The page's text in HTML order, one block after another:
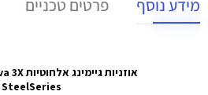
מידע נוסף פרטים טכניים
אוזניות גיימינג אלחוטיות Arctis Nova 3X
SteelSeries